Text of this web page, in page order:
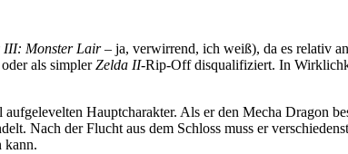
III: Monster Lair– ja, verwirrend, ich weiß), da es relativ
als simplerZelda II-Rip-Off disqualifiziert. In
Hauptcharakter. Als er den Mecha Dragon
Nach der Flucht aus dem Schloss muss er
kann.